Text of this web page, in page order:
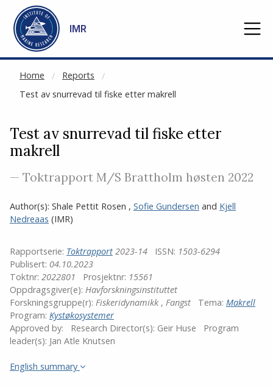
Go to main content
IMR
Home
Reports
Test av snurrevad til fiske etter makrell
NOT CACHED
Test av snurrevad til fiske etter
makrell
— Toktrapport M/S Brattholm høsten 2022
Author(s): Shale Pettit Rosen , Sofie Gundersen and Kjell
Nedreaas (IMR)
Rapportserie: Toktrapport 2023-14 ISSN: 1503-6294
Publisert: 04.10.2023
Toktnr: 2022801 Prosjektnr: 15561
Oppdragsgiver(e): Havforskningsinstituttet
Forskningsgruppe(r): Fiskeridynamikk , Fangst Tema: Makrell
Program: Kystøkosystemer
Approved by:
Research Director(s): Geir Huse
Program
leader(s): Jan Atle Knutsen
English summary